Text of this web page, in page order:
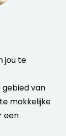
jou te
van
makkelijke
een